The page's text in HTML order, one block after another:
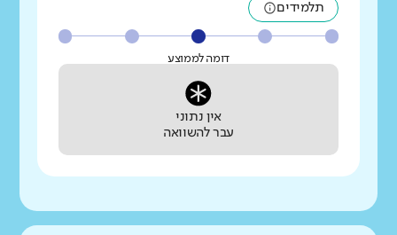
תלמידים
דומה לממוצע
אין נתוני
עבר להשוואה